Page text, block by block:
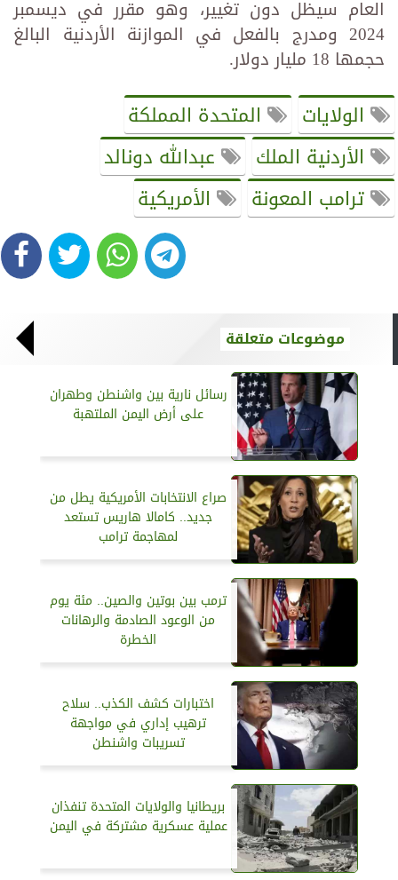
العام سيظل دون تغيير، وهو مقرر في ديسمبر
2024 ومدرج بالفعل في الموازنة الأردنية البالغ
حجمها 18 مليار دولار.
الولايات
المتحدة المملكة
الأردنية الملك
عبدالله دونالد
ترامب المعونة
الأمريكية
موضوعات متعلقة
رسائل نارية بين واشنطن وطهران
على أرض اليمن الملتهبة
صراع الانتخابات الأمريكية يطل من
جديد.. كامالا هاريس تستعد
لمهاجمة ترامب
ترمب بين بوتين والصين.. مئة يوم
من الوعود الصادمة والرهانات
الخطرة
اختبارات كشف الكذب.. سلاح
ترهيب إداري في مواجهة
تسريبات واشنطن
بريطانيا والولايات المتحدة تنفذان
عملية عسكرية مشتركة في اليمن